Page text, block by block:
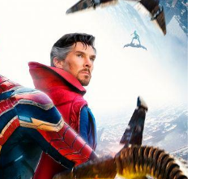
MAN : NO WAY HOME ?
SPIDER-MAN À L’AVENIR ?